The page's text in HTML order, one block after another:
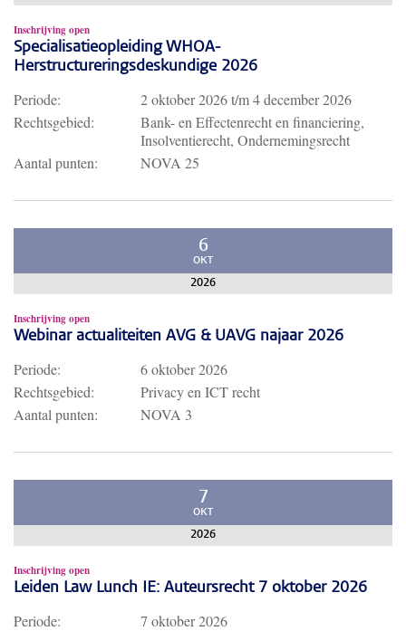
Inschrijving open
Specialisatieopleiding WHOA-
Herstructureringsdeskundige 2026
Periode: 2 oktober 2026t/m4 december 2026
Rechtsgebied:
Bank- en Effectenrecht en financiering,
Insolventierecht, Ondernemingsrecht
Aantal punten:
NOVA 25
6
OKT
2026
Inschrijving open
Webinar actualiteiten AVG & UAVG najaar 2026
Periode:
6 oktober 2026
Rechtsgebied:
Privacy en ICT recht
Aantal punten:
NOVA 3
7
OKT
2026
Inschrijving open
Leiden Law Lunch IE: Auteursrecht 7 oktober 2026
Periode:
7 oktober 2026